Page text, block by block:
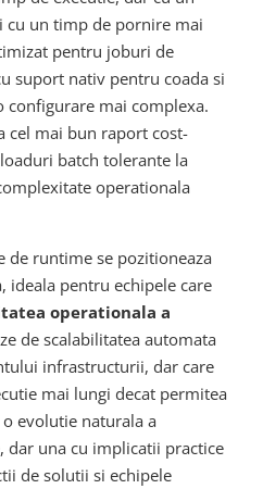
un timp de pornire mai
pentru joburi de
suport nativ pentru coada si
configurare mai complexa.
cel mai bun raport cost-
batch tolerante la
operationala
de runtime se pozitioneaza
ideala pentru echipele care
operationala a
de scalabilitatea automata
infrastructurii, dar care
mai lungi decat permitea
evolutie naturala a
una cu implicatii practice
de solutii si echipele